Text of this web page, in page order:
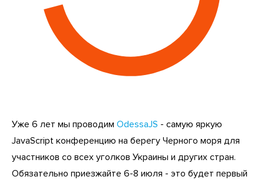
Уже 6 лет мы проводим OdessaJS - самую яркую
JavaScript конференцию на берегу Черного моря для
участников со всех уголков Украины и других стран.
Обязательно приезжайте 6-8 июля - это будет первый